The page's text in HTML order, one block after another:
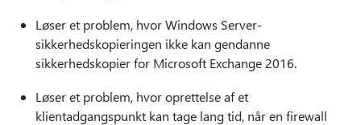
Løser et problem, hvor Windows Server-
sikkerhedskopieringen ikke kan gendanne
sikkerhedskopier for Microsoft Exchange 2016.
Løser et problem, hvor oprettelse af et
klientadgangspunkt kan tage lang tid, når en firewall